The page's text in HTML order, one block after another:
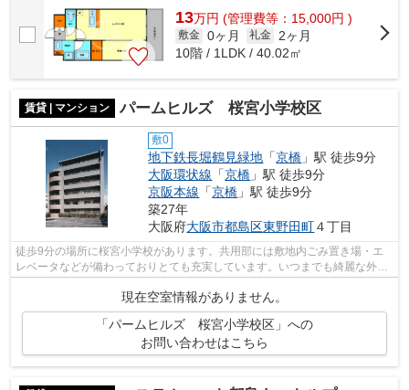
13万円 (管理費等：15,000円 )
敷金 0ヶ月 礼金
2ヶ月
10階 / 1LDK / 40.02㎡
賃貸 | マンション パームヒルズ 桜宮小学校区
敷0
地下鉄長堀鶴見緑地 「京橋 」駅 徒歩9分
大阪環状線 「京橋 」駅 徒歩9分
京阪本線 「京橋 」駅 徒歩9分
築27年
大阪府大阪市都島区東野田町４丁目
徒歩9分の場所に桜宮小学校があります。共用部には敷地内ごみ置き場・エ
レベータなどが備わっておりとても充実しています。いつまでも綺麗な外観
を外観タイル張りで保つことができます...
現在空室情報がありません。
「パームヒルズ 桜宮小学校区」への
お問い合わせはこちら